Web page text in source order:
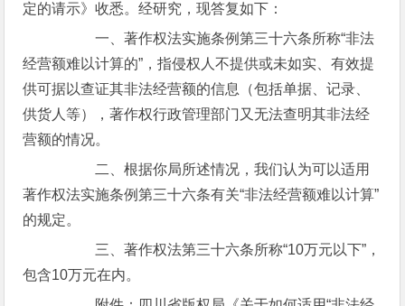
定的请示》收悉。经研究，现答复如下：
一、著作权法实施条例第三十六条所称“非法
经营额难以计算的”，指侵权人不提供或未如实、有效提
供可据以查证其非法经营额的信息（包括单据、记录、
供货人等），著作权行政管理部门又无法查明其非法经
营额的情况。
二、根据你局所述情况，我们认为可以适用
著作权法实施条例第三十六条有关“非法经营额难以计算”
的规定。
三、著作权法第三十六条所称“10万元以下”，
包含10万元在内。